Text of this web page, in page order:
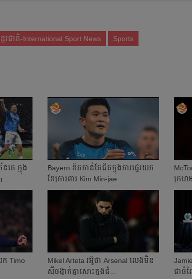
រជាតិ-International Sport News Sports
គេ​ ក្នុង​
Bayern ខិត​កាន់តែ​ជិត​ក្នុង​ការ​ផ្ទេរ​យក​
ខ្សែ​ការពារ Kim Min-jae
ក្រហ
Timo
Mikel Arteta ​រអ៊ូ​ថា​​ Arsenal លេង​មិន​
ស៊ី​ចង្វាក់​គ្នា​​សោះ​ក្នុង​ជំ...
ជា​ចំ